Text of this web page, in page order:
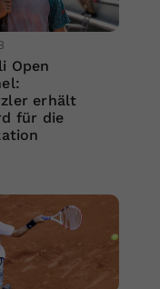
Open
erhält
für die